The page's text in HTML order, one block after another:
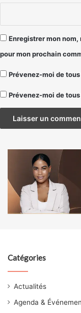
Enregistrer mon
pour mon prochain
Prévenez-moi de
Prévenez-moi de
Catégories
Actualités
Agenda &